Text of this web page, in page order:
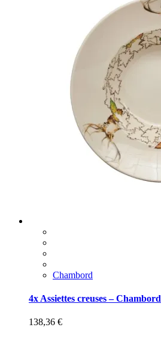
Chambord
4x Assiettes creuses – Chambord
138,36 €